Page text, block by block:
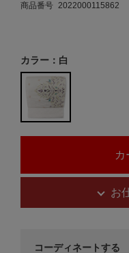
商品番号 2022000115862
カラー：白
お
コーディネートする